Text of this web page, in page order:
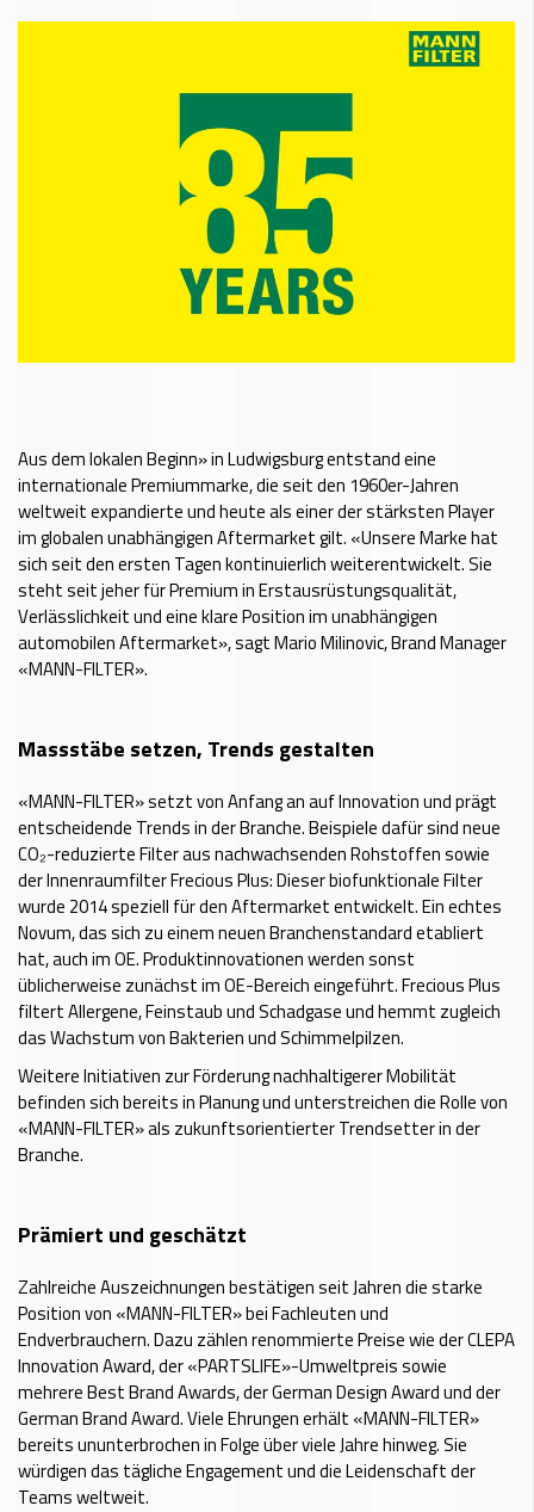
Aus dem lokalen Beginn» in Ludwigsburg entstand eine
internationale Premiummarke, die seit den 1960er-Jahren
weltweit expandierte und heute als einer der stärksten Player
im globalen unabhängigen Aftermarket gilt. «Unsere Marke hat
sich seit den ersten Tagen kontinuierlich weiterentwickelt. Sie
steht seit jeher für Premium in Erstausrüstungsqualität,
Verlässlichkeit und eine klare Position im unabhängigen
automobilen Aftermarket», sagt Mario Milinovic, Brand Manager
«MANN-FILTER».
Massstäbe setzen, Trends gestalten
«MANN-FILTER» setzt von Anfang an auf Innovation und prägt
entscheidende Trends in der Branche. Beispiele dafür sind neue
CO₂-reduzierte Filter aus nachwachsenden Rohstoffen sowie
der Innenraumfilter Frecious Plus: Dieser biofunktionale Filter
wurde 2014 speziell für den Aftermarket entwickelt. Ein echtes
Novum, das sich zu einem neuen Branchenstandard etabliert
hat, auch im OE. Produktinnovationen werden sonst
üblicherweise zunächst im OE-Bereich eingeführt. Frecious Plus
filtert Allergene, Feinstaub und Schadgase und hemmt zugleich
das Wachstum von Bakterien und Schimmelpilzen.
Weitere Initiativen zur Förderung nachhaltigerer Mobilität
befinden sich bereits in Planung und unterstreichen die Rolle von
«MANN-FILTER» als zukunftsorientierter Trendsetter in der
Branche.
Prämiert und geschätzt
Zahlreiche Auszeichnungen bestätigen seit Jahren die starke
Position von «MANN-FILTER» bei Fachleuten und
Endverbrauchern. Dazu zählen renommierte Preise wie der CLEPA
Innovation Award, der «PARTSLIFE»-Umweltpreis sowie
mehrere Best Brand Awards, der German Design Award und der
German Brand Award. Viele Ehrungen erhält «MANN-FILTER»
bereits ununterbrochen in Folge über viele Jahre hinweg. Sie
würdigen das tägliche Engagement und die Leidenschaft der
Teams weltweit.